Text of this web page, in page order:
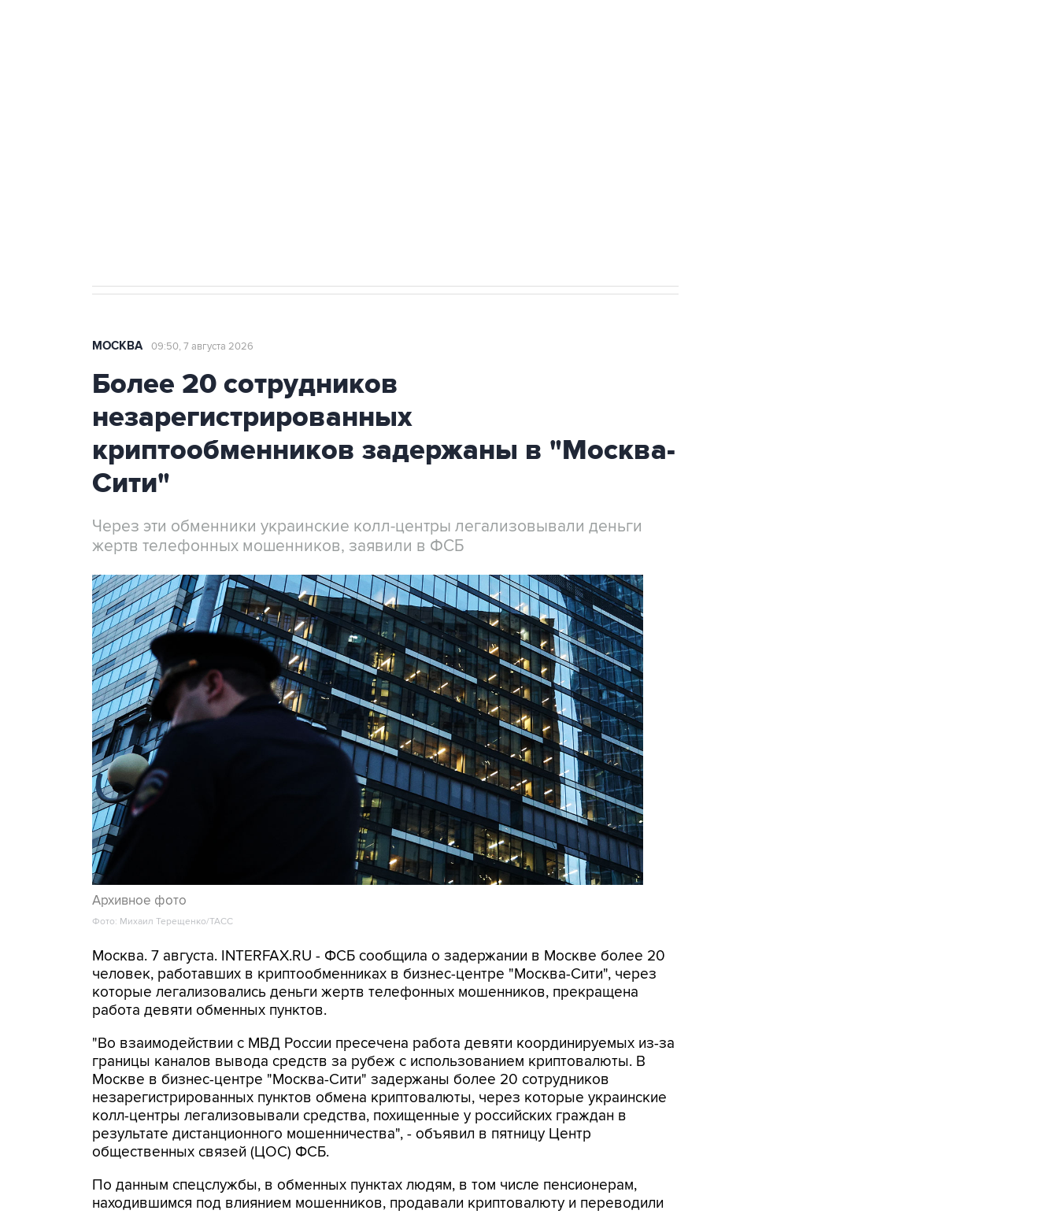
МОСКВА 09:50, 7 августа 2026
Более 20 сотрудников
незарегистрированных
криптообменников задержаны в "Москва-
Сити"
Через эти обменники украинские колл-центры легализовывали деньги
жертв телефонных мошенников, заявили в ФСБ
Архивное фото
Фото: Михаил Терещенко/ТАСС
Москва. 7 августа. INTERFAX.RU - ФСБ сообщила о задержании в Москве более 20
человек, работавших в криптообменниках в бизнес-центре "Москва-Сити", через
которые легализовались деньги жертв телефонных мошенников, прекращена
работа девяти обменных пунктов.
"Во взаимодействии с МВД России пресечена работа девяти координируемых из-за
границы каналов вывода средств за рубеж с использованием криптовалюты. В
Москве в бизнес-центре "Москва-Сити" задержаны более 20 сотрудников
незарегистрированных пунктов обмена криптовалюты, через которые украинские
колл-центры легализовывали средства, похищенные у российских граждан в
результате дистанционного мошенничества", - объявил в пятницу Центр
общественных связей (ЦОС) ФСБ.
По данным спецслужбы, в обменных пунктах людям, в том числе пенсионерам,
находившимся под влиянием мошенников, продавали криптовалюту и переводили